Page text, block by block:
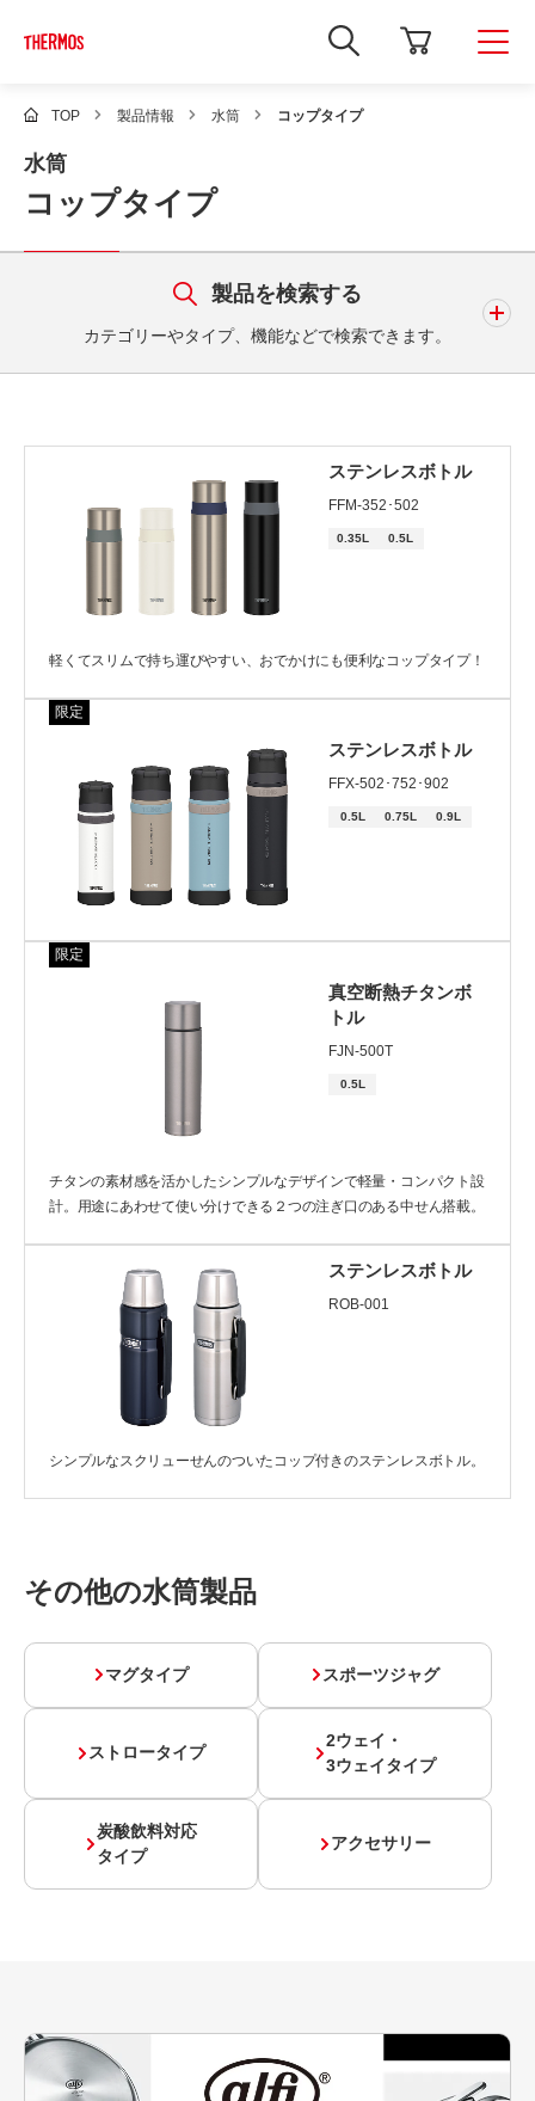
新
し
ィ
ン
内
検
を
き
TOP 製品情報 水筒 コップタイプ
水筒
コップタイプ
製品を検索する
カテゴリーやタイプ、機能などで検索できます。
マグ スポーツ・ジャグ
ストロー
2ウェイ・3ウェイ
キャリーハンドル付
容量
0.3L未満 0.3～0.6L未満
0.6～1.0L未満 1.0～1.5L未満
1.5L以上
ステンレスボトル
FFM-352･502
0.35L 0.5L
軽くてスリムで持ち運びやすい、おでかけにも便利なコップタイプ！
限定
ステンレスボトル
FFX-502･752･902
0.5L 0.75L 0.9L
限定
真空断熱チタンボ
トル
FJN-500T
0.5L
チタンの素材感を活かしたシンプルなデザインで軽量・コンパクト設
計。用途にあわせて使い分けできる２つの注ぎ口のある中せん搭載。
ステンレスボトル
ROB-001
シンプルなスクリューせんのついたコップ付きのステンレスボトル。
その他の水筒製品
マグタイプ スポーツジャグ
ストロータイプ
2ウェイ・
3ウェイタイプ
炭酸飲料対応
タイプ
アクセサリー